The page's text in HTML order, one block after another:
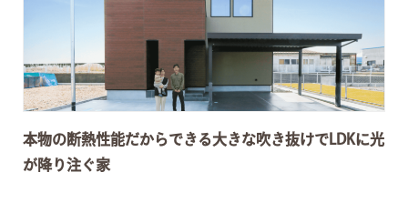
本物の断熱性能だからできる大きな吹き抜けでLDKに光
が降り注ぐ家